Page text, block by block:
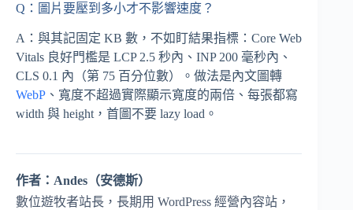
Q：圖片要壓到多小才不影響速度？
A：與其記固定 KB 數，不如盯結果指標：Core Web
Vitals 良好門檻是 LCP 2.5 秒內、INP 200 毫秒內、
CLS 0.1 內（第 75 百分位數）。做法是內文圖轉
WebP 、寬度不超過實際顯示寬度的兩倍、每張都寫
width 與 height，首圖不要 lazy load。
作者：Andes（安德斯）
數位遊牧者站長，長期用 WordPress 經營內容站，